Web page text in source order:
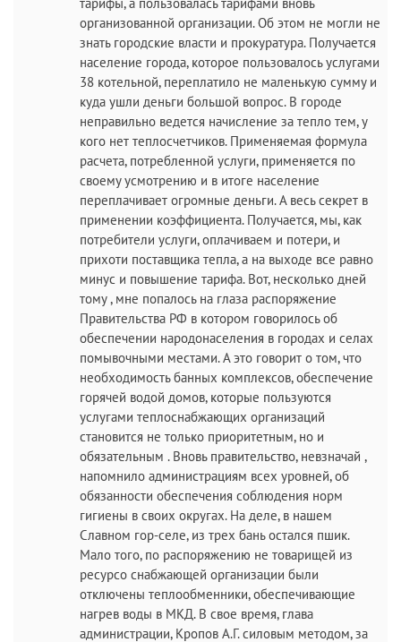
организованной организации. Об этом не могли не
знать городские власти и прокуратура. Получается
население города, которое пользовалось услугами
38 котельной, переплатило не маленькую сумму и
куда ушли деньги большой вопрос. В городе
неправильно ведется начисление за тепло тем, у
кого нет теплосчетчиков. Применяемая формула
расчета, потребленной услуги, применяется по
своему усмотрению и в итоге население
переплачивает огромные деньги. А весь секрет в
применении коэффициента. Получается, мы, как
потребители услуги, оплачиваем и потери, и
прихоти поставщика тепла, а на выходе все равно
минус и повышение тарифа. Вот, несколько дней
тому , мне попалось на глаза распоряжение
Правительства РФ в котором говорилось об
обеспечении народонаселения в городах и селах
помывочными местами. А это говорит о том, что
необходимость банных комплексов, обеспечение
горячей водой домов, которые пользуются
услугами теплоснабжающих организаций
становится не только приоритетным, но и
обязательным . Вновь правительство, невзначай ,
напомнило администрациям всех уровней, об
обязанности обеспечения соблюдения норм
гигиены в своих округах. На деле, в нашем
Славном гор-селе, из трех бань остался пшик.
Мало того, по распоряжению не товарищей из
ресурсо снабжающей организации были
отключены теплообменники, обеспечивающие
нагрев воды в МКД. В свое время, глава
администрации, Кропов А.Г. силовым методом, за